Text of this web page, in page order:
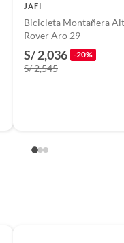
JAFI
Bicicleta Montañera
Rover Aro 29
S/ 2,036 -20%
S/ 2,545